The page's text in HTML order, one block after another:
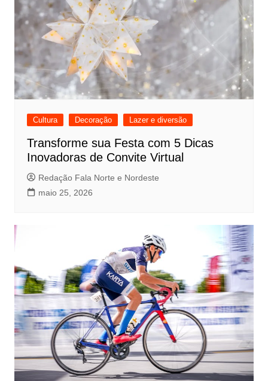
Cultura Decoração Lazer e diversão
Transforme sua Festa com 5 Dicas
Inovadoras de Convite Virtual
Redação Fala Norte e Nordeste
maio 25, 2026